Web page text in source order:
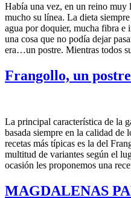
Había una vez, en un reino muy
mucho su línea. La dieta
agua por doquier, mucha fibra e
una cosa que no podía dejar
era…un postre. Mientras todos
Frangollo, un
La principal característica de la
basada siempre en la calidad de
recetas más típicas es la del
multitud de variantes según el
ocasión les proponemos una
MAGDALENAS